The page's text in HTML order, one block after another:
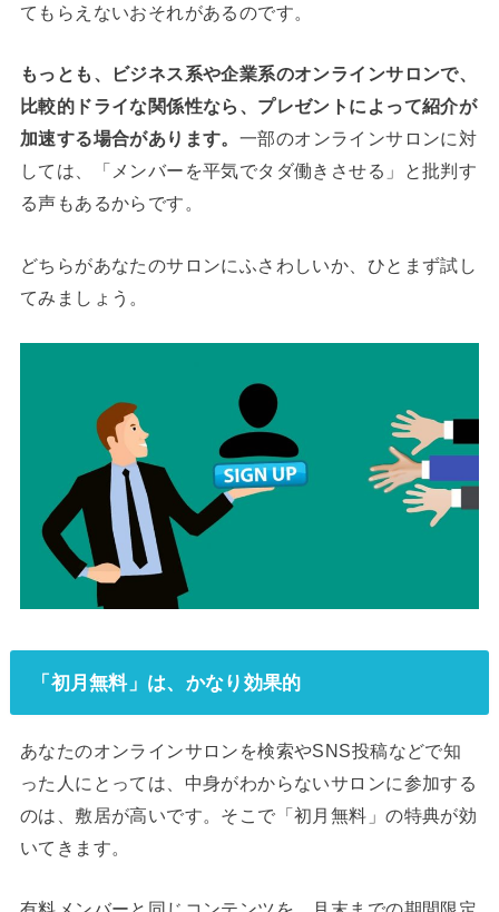
てもらえないおそれがあるのです。
もっとも、ビジネス系や企業系のオンラインサロンで、
比較的ドライな関係性なら、プレゼントによって紹介が
加速する場合があります。 一部のオンラインサロンに対
しては、「メンバーを平気でタダ働きさせる」と批判す
る声もあるからです。
どちらがあなたのサロンにふさわしいか、ひとまず試し
てみましょう。
「初月無料」は、かなり効果的
あなたのオンラインサロンを検索やSNS投稿などで知
った人にとっては、中身がわからないサロンに参加する
のは、敷居が高いです。そこで「初月無料」の特典が効
いてきます。